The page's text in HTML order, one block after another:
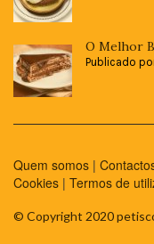
O Melhor
Publicado
Quem somos |
Cookies | Termos de
© Copyright 2020